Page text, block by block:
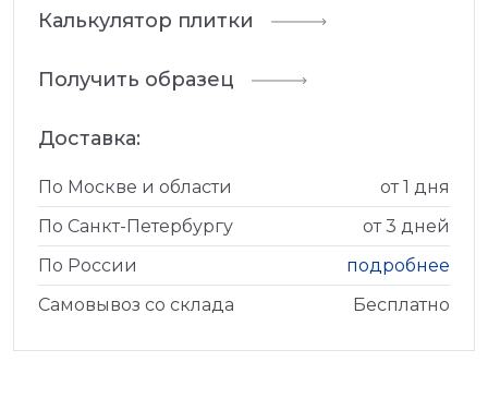
Калькулятор плитки
Получить образец
Доставка:
По Москве и области
от 1 дня
По Санкт-Петербургу
от 3 дней
По России
подробнее
Самовывоз со склада
Бесплатно